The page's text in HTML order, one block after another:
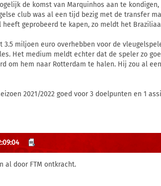
de komst van Marquinhos aan te
club was al een tijd bezig met de transfer
heeft geprobeerd te kapen, zo meldt het
3.5 miljoen euro overhebben voor de
Het medium meldt echter dat de speler zo
om hem naar Rotterdam te halen. Hij zou al
2021/2022 goed voor 3 doelpunten en 1
al door FTM ontkracht.